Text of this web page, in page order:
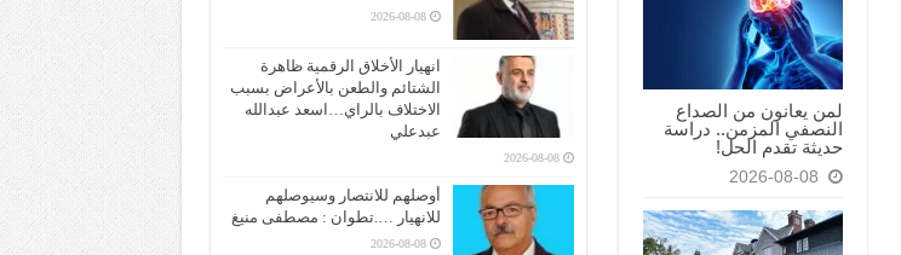
لمن يعانون من الصداع
النصفي المزمن.. دراسة
حديثة تقدم الحل!
2026-08-08
2026-08-08
انهيار الأخلاق الرقمية ظاهرة
الشتائم والطعن بالأعراض بسبب
الاختلاف بالراي…اسعد عبدالله
عبدعلي
2026-08-08
أوصلهم للانتصار وسيوصلهم
للانهيار ….تطوان : مصطفى منيغ
2026-08-08